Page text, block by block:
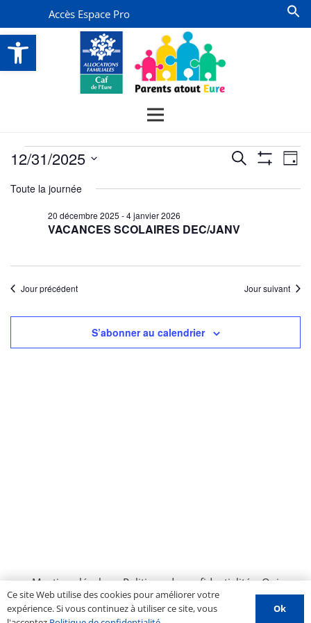
Ouvrir la barre d’outils
Accès Espace Pro
Évènements
for
décembre
Recherche
de
Recherche
Filtres
Jour
12/31/2025
une
Toute la journée
VACANCES SCOLAIRES DEC/JANV
20 décembre 2025 -4 janvier 2026
Jour précédent Jour suivant
S’abonner au calendrier
Mentions légales–Politique de confidentialité–Qui
sommes nous ?–Contactez-nous –Espace PROS
Soumettre un évènement
Ce site Web utilise des cookies pour améliorer votre
expérience. Si vous continuez à utiliser ce site, vous
Ok